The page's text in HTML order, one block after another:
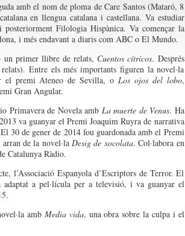
amb el nom de ploma de Care Santos (Mataró, 8
en llengua catalana i castellana. Va estudiar
Filologia Hispànica. Va començar la
i més endavant a diaris com ABC o El Mundo.
un primer llibre de relats, Cuentos cítricos. Després
Entre els més importants figuren la novel·la
el premi Ateneo de Sevilla, o Los ojos del lobo,
Gran Angular.
Primavera de Novela amb La muerte de Venus. Ha
va guanyar el Premi Joaquim Ruyra de narrativa
30 de gener de 2014 fou guardonada amb el Premi
de la novel·laDesig de xocolata. Col·labora en
Catalunya Ràdio.
l’Associació Espanyola d’Escriptors de Terror. El
adaptat a pel·lícula per a televisió, i va guanyar el
amb Media vida, una obra sobre la culpa i el